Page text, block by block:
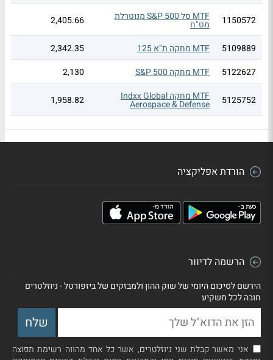
1150572 MTF סל S&P 500 מנוטרלת
מט"ח 2,405.66
5109889 MTF מחקה ת"א 125
2,342.35
5122627
MTF מחקה S&P 500 2,130
5125752 MTF מחקה Indxx Global
Aerospace & Defense
1,958.82
5134549 MTF מחקה Nasdaq 100
מנוטרלת מט"ח
1181445 מט"ח
5116926 מגדל צמודה בונד מדורג
5136890
מגדל כספית דולרית - נקובה $ 958.35
הורדת אפליקציה
הרשמה לדיוור
הירשם לסיכום היומי של שוק ההון ולמבזקים של ביזפורטל - ניוזלטרים
חובה לכל משקיע
אני מאשר קבלת שני ניוזלטרים, אשר כל אחד מהווה רשימת תפוצה